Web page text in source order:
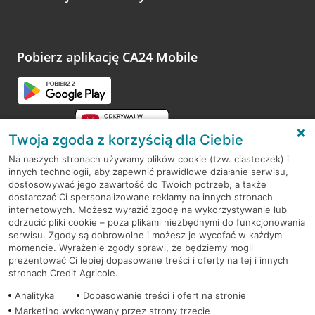
opinie.
Pobierz aplikację CA24 Mobile
RODO
Regulamin serwisu
Mapa serwisu
PolitykaCookies
Twoja zgoda z korzyścią dla Ciebie
Na naszych stronach używamy plików cookie (tzw. ciasteczek) i
innych technologii, aby zapewnić prawidłowe działanie serwisu,
dostosowywać jego zawartość do Twoich potrzeb, a także
dostarczać Ci spersonalizowane reklamy na innych stronach
internetowych. Możesz wyrazić zgodę na wykorzystywanie lub
odrzucić pliki cookie – poza plikami niezbędnymi do funkcjonowania
serwisu. Zgody są dobrowolne i możesz je wycofać w każdym
momencie. Wyrażenie zgody sprawi, że będziemy mogli
prezentować Ci lepiej dopasowane treści i oferty na tej i innych
stronach Credit Agricole.
Analityka
Dopasowanie treści i ofert na stronie
Marketing wykonywany przez strony trzecie